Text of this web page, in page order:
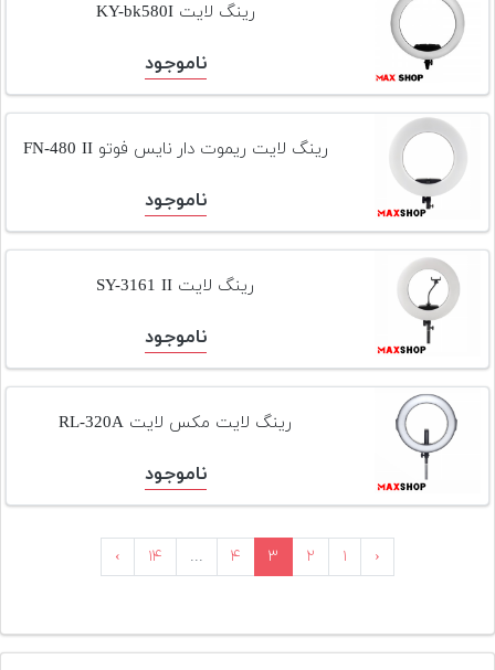
رینگ لایت KY-bk580I
ناموجود
رینگ لایت ریموت دار نایس فوتو FN-480 II
ناموجود
رینگ لایت SY-3161 II
ناموجود
رینگ لایت مکس لایت RL-320A
ناموجود
‹ ۱ ۲ ۳ ۴ ... ۱۴ ›